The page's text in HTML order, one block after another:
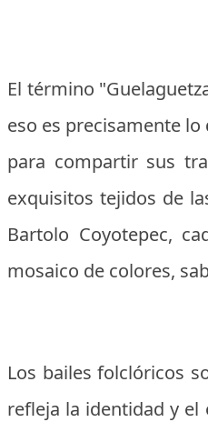
El término
eso es precisamente
para compartir sus
exquisitos tejidos de
Bartolo Coyotepec,
mosaico de colores,
Los bailes folclóricos
refleja la identidad y el